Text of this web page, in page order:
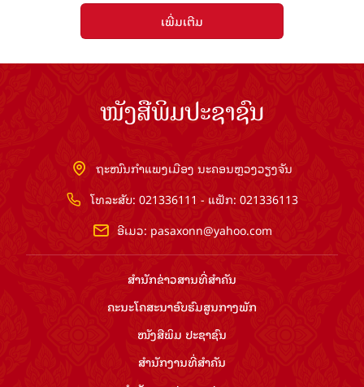
ເພີ່ມເຕີມ
ໜັງສືພິມປະຊາຊົນ
ຖະໜົນກຳແພງເມືອງ ນະຄອນຫຼວງວຽງຈັນ
ໂທລະສັບ: 021336111 - ແຟັກ: 021336113
ອີເມວ: pasaxonn@yahoo.com
ສຳ​ນັກ​ຂ່າວ​ສານ​ທີ່​ສຳ​ຄັນ​
ຄະນະໂຄສະນາອົບຮົມ​ສູນ​ກາງ​ພັກ
ໜັງສືພິມ ປະ​ຊາ​ຊົນ
ສຳ​ນັກ​ງານ​ທີ່​ສຳ​ຄັນ